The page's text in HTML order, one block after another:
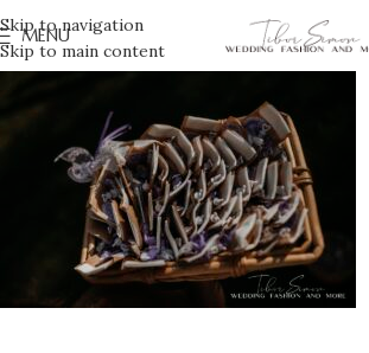
Skip to navigation
Skip to main content
MENU